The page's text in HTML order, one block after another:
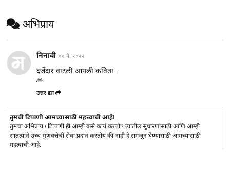
अभिप्राय
निनावी ०७ मे, २०२२
दर्जेदार वाटली आपली कविता...
🙏
उत्तर द्या
तुमची टिप्पणी आमच्यासाठी महत्त्वाची आहे!
तुमचा अभिप्राय / टिप्पणी ही आम्ही कसे कार्य करतो? त्यातील सुधारणांसाठी आणि आम्ही
सातत्याने उच्च-गुणवत्तेची सेवा प्रदान करतोय की नाही हे समजून घेण्यासाठी आमच्यासाठी
महत्वाची आहे.